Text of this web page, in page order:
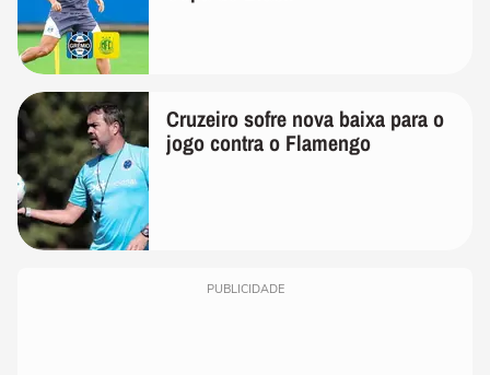
Cruzeiro sofre nova baixa para o
jogo contra o Flamengo
PUBLICIDADE